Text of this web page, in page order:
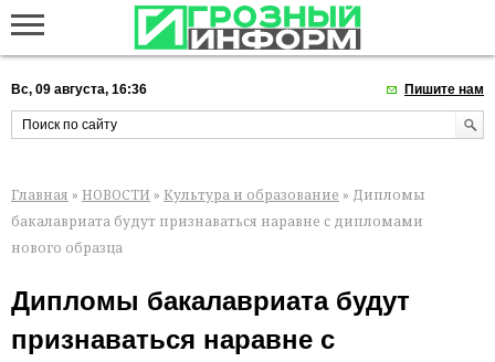
Вс, 09 августа, 16:36 Пишите нам
Главная » НОВОСТИ » Культура и образование » Дипломы
бакалавриата будут признаваться наравне с дипломами
нового образца
Дипломы бакалавриата будут
признаваться наравне с